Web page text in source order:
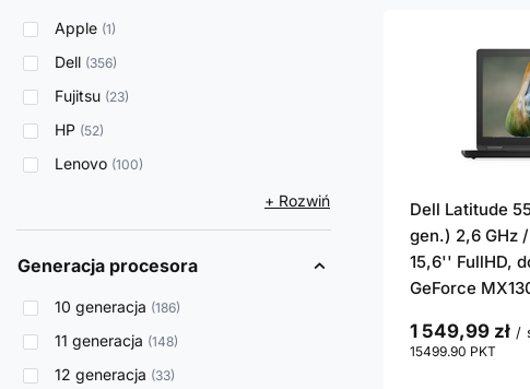
Apple 1
Dell 356
Fujitsu 23
HP 52
Lenovo 100
+ Rozwiń
Generacja procesora
10 generacja 186
11 generacja 148
12 generacja 33
Dell Latitude
gen.) 2,6 GHz
15,6'' FullHD,
GeForce
1 549,99 zł /
15499.90 PKT